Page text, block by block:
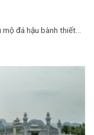
đá hậu bành thiết...